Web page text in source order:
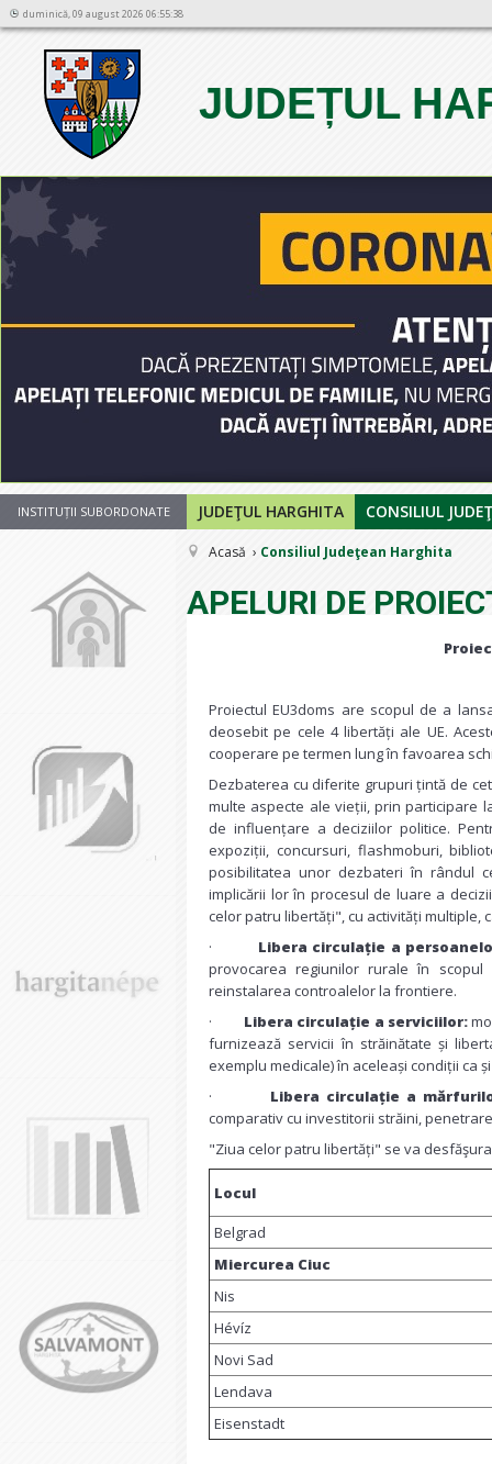
duminică, 09 august 2026 06:55:38
JUDEȚUL
12
INSTITUȚII SUBORDONATE JUDEŢUL HARGHITA CONSILIUL
Acasă Consiliul Judeţean Harghita
APELURI DE
Proiectul EU3doms are scopul de a
deosebit pe cele 4 libertăți ale UE.
cooperare pe termen lung în favoarea
Dezbaterea cu diferite grupuri țintă de
multe aspecte ale vieții, prin participare
de influențare a deciziilor politice.
expoziții, concursuri, flashmoburi,
posibilitatea unor dezbateri în rândul
implicării lor în procesul de luare a
celor patru libertăți", cu activități multiple,
· Libera circulație a
provocarea regiunilor rurale în
reinstalarea controalelor la frontiere.
· Libera circulație a serviciilor:
furnizează servicii în străinătate și
exemplu medicale) în aceleași condiții ca
· Libera circulație a
comparativ cu investitorii străini,
"Ziua celor patru libertăți" se va
Locul
Belgrad
Miercurea Ciuc
Nis
Hévíz
Novi Sad
Lendava
Eisenstadt